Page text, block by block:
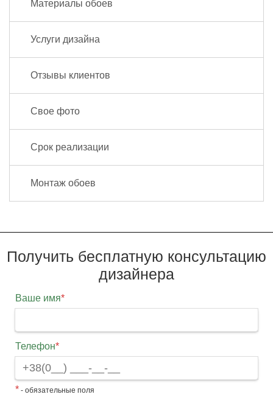
Материалы обоев
Услуги дизайна
Отзывы клиентов
Свое фото
Срок реализации
Монтаж обоев
Получить бесплатную консультацию
дизайнера
Ваше имя*
Телефон*
* - обязательные поля